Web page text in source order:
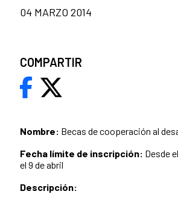
Nombre: Becas de cooperación al
Fecha límite de inscripción: Desde
el 9 de abril
Descripción:
04 MARZO 2014
COMPARTIR